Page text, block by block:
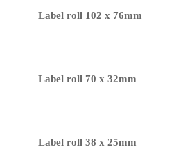
Label roll 102 x 76mm
Label roll 70 x 32mm
Label roll 38 x 25mm